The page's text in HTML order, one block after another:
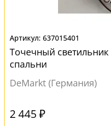
637015401
Точечный светильник
спальни
DeMarkt (Германия)
2 445 ₽